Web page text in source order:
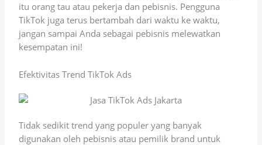
itu orang tau atau pekerja dan pebisnis. Pengguna
TikTok juga terus bertambah dari waktu ke waktu,
jangan sampai Anda sebagai pebisnis melewatkan
kesempatan ini!
Efektivitas Trend TikTok Ads
Tidak sedikit trend yang populer yang banyak
digunakan oleh pebisnis atau pemilik brand untuk